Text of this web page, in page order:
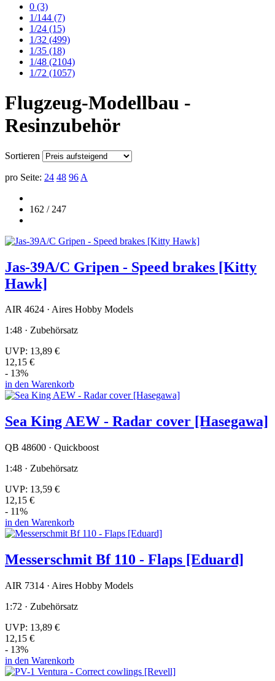
0 (3)
1/144 (7)
1/24 (15)
1/32 (499)
1/35 (18)
1/48 (2104)
1/72 (1057)
Flugzeug-Modellbau -
Resinzubehör
Sortieren
pro Seite: 24 48 96 A
162 / 247
Jas-39A/C Gripen - Speed brakes [Kitty
Hawk]
AIR 4624 · Aires Hobby Models
1:48 · Zubehörsatz
UVP: 13,89 €
12,15 €
- 13%
in den Warenkorb
Sea King AEW - Radar cover [Hasegawa]
QB 48600 · Quickboost
1:48 · Zubehörsatz
UVP: 13,59 €
12,15 €
- 11%
in den Warenkorb
Messerschmit Bf 110 - Flaps [Eduard]
AIR 7314 · Aires Hobby Models
1:72 · Zubehörsatz
UVP: 13,89 €
12,15 €
- 13%
in den Warenkorb